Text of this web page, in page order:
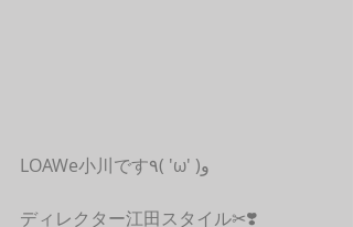
ディレクター江田スタイル✂︎❣️